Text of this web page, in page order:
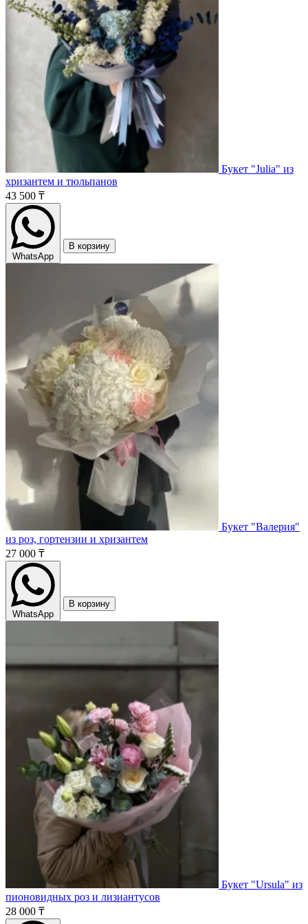
Букет "Julia" из
хризантем и тюльпанов
43 500 ₸
WhatsApp
В корзину
Букет "Валерия"
из роз, гортензии и хризантем
27 000 ₸
WhatsApp
В корзину
Букет "Ursula" из
пионовидных роз и лизиантусов
28 000 ₸